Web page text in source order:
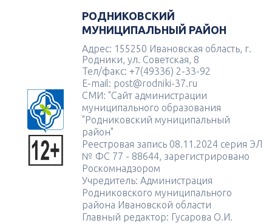
РОДНИКОВСКИЙ
МУНИЦИПАЛЬНЫЙ РАЙОН
Адрес: 155250 Ивановская область, г.
Родники, ул. Советская, 8
Тел/факс: +7(49336) 2-33-92
E-mail: post@rodniki-37.ru
СМИ: "Сайт администрации
муниципального образования
"Родниковский муниципальный
район"
Реестровая запись 08.11.2024 серия ЭЛ
№ ФС 77 - 88644, зарегистрировано
Роскомнадзором
Учредитель: Администрация
Родниковского муниципального
района Ивановской области
Главный редактор: Гусарова О.И.